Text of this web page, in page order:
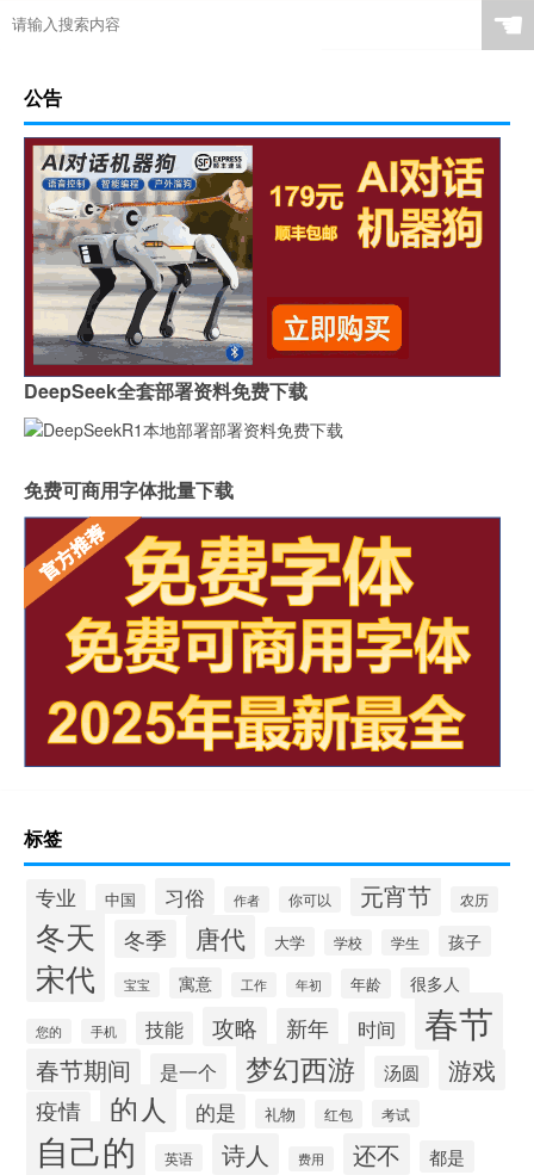
☚
公告
DeepSeek全套部署资料免费下载
免费可商用字体批量下载
标签
专业 中国 习俗 作者 你可以 元宵节 农历
冬天 冬季 唐代 大学 学校 学生 孩子
宋代 宝宝 寓意 工作 年初 年龄 很多人
您的 手机 技能 攻略 新年 时间 春节
春节期间 是一个 梦幻西游 汤圆 游戏
疫情 的人 的是 礼物 红包 考试
自己的 英语 诗人 费用 还不 都是